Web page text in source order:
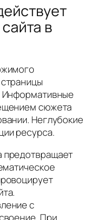
в
Информативные
сюжета
Неглубокие
ресурса.
предотвращает
с